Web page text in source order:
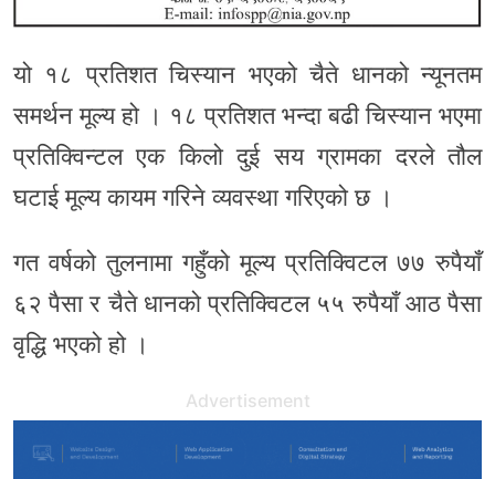
यो १८ प्रतिशत चिस्यान भएको चैते धानको न्यूनतम
समर्थन मूल्य हो । १८ प्रतिशत भन्दा बढी चिस्यान भएमा
प्रतिक्विन्टल एक किलो दुई सय ग्रामका दरले तौल
घटाई मूल्य कायम गरिने व्यवस्था गरिएको छ ।
गत वर्षको तुलनामा गहुँको मूल्य प्रतिक्विटल ७७ रुपैयाँ
६२ पैसा र चैते धानको प्रतिक्विटल ५५ रुपैयाँ आठ पैसा
वृद्धि भएको हो ।
Advertisement